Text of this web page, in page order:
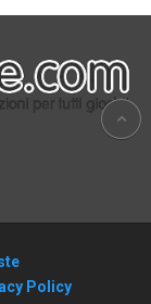
Policy